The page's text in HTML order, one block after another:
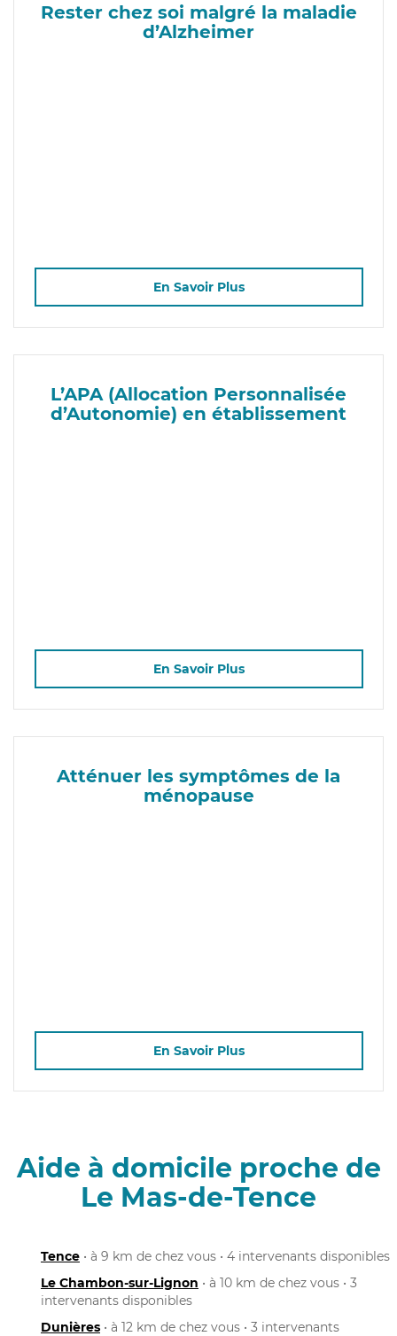
Rester chez soi malgré la maladie
d’Alzheimer
En Savoir Plus
L’APA (Allocation Personnalisée
d’Autonomie) en établissement
En Savoir Plus
Atténuer les symptômes de la
ménopause
En Savoir Plus
Aide à domicile proche de
Le Mas-de-Tence
Tence • à 9 km de chez vous • 4 intervenants disponibles
Le Chambon-sur-Lignon • à 10 km de chez vous • 3
intervenants disponibles
Dunières • à 12 km de chez vous • 3 intervenants